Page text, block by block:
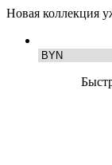
Новая коллекция